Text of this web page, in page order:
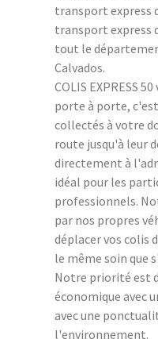
transport express
transport express
tout le
Calvados.
COLIS EXPRESS
porte à porte,
collectés à votre
route jusqu'à leur
directement à
idéal pour les
professionnels.
par nos propres
déplacer vos colis
le même soin que
Notre priorité est
économique avec
avec une
l'environnement.